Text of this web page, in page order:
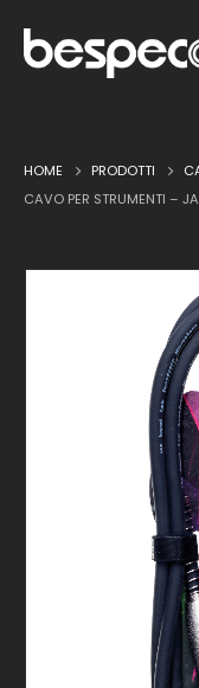
HOME PRODOTTI
CAVO PER STRUMENTI –